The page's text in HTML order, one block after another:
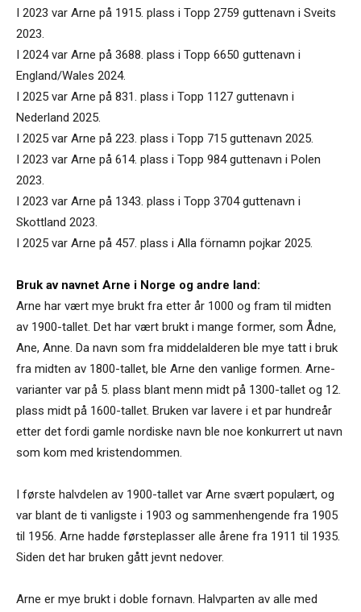
I 2023 var Arne på 1915. plass i Topp 2759 guttenavn i Sveits
2023.
I 2024 var Arne på 3688. plass i Topp 6650 guttenavn i
England/Wales 2024.
I 2025 var Arne på 831. plass i Topp 1127 guttenavn i
Nederland 2025.
I 2025 var Arne på 223. plass i Topp 715 guttenavn 2025.
I 2023 var Arne på 614. plass i Topp 984 guttenavn i Polen
2023.
I 2023 var Arne på 1343. plass i Topp 3704 guttenavn i
Skottland 2023.
I 2025 var Arne på 457. plass i Alla förnamn pojkar 2025.
Bruk av navnet Arne i Norge og andre land:
Arne har vært mye brukt fra etter år 1000 og fram til midten
av 1900-tallet. Det har vært brukt i mange former, som Ådne,
Ane, Anne. Da navn som fra middelalderen ble mye tatt i bruk
fra midten av 1800-tallet, ble Arne den vanlige formen. Arne-
varianter var på 5. plass blant menn midt på 1300-tallet og 12.
plass midt på 1600-tallet. Bruken var lavere i et par hundreår
etter det fordi gamle nordiske navn ble noe konkurrert ut navn
som kom med kristendommen.
I første halvdelen av 1900-tallet var Arne svært populært, og
var blant de ti vanligste i 1903 og sammenhengende fra 1905
til 1956. Arne hadde førsteplasser alle årene fra 1911 til 1935.
Siden det har bruken gått jevnt nedover.
Arne er mye brukt i doble fornavn. Halvparten av alle med